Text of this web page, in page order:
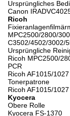
Ursprüngliches
Canon
Ricoh
MPC2500/2800/
C3502/4502/3002/
Ursprüngliche
Ricoh MPC2500/
PCR
Ricoh AF1015/1027
Tonerpatrone
Ricoh AF1015/1027
Kyocera
Obere Rolle
Kyocera FS-1370